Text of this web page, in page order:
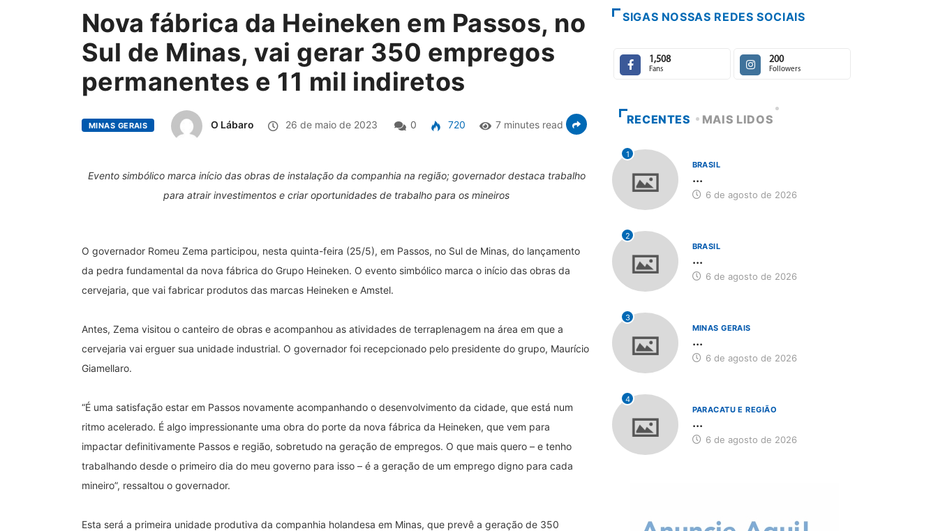
Nova fábrica da Heineken em Passos, no
Sul de Minas, vai gerar 350 empregos
permanentes e 11 mil indiretos
MINAS GERAIS O Lábaro 26 de maio de 2023 0 720 7 minutes read
Evento simbólico marca início das obras de instalação da companhia na região; governador destaca trabalho
para atrair investimentos e criar oportunidades de trabalho para os mineiros
O governador Romeu Zema participou, nesta quinta-feira (25/5), em Passos, no Sul de Minas, do lançamento
da pedra fundamental da nova fábrica do Grupo Heineken. O evento simbólico marca o início das obras da
cervejaria, que vai fabricar produtos das marcas Heineken e Amstel.
Antes, Zema visitou o canteiro de obras e acompanhou as atividades de terraplenagem na área em que a
cervejaria vai erguer sua unidade industrial. O governador foi recepcionado pelo presidente do grupo, Maurício
Giamellaro.
“É uma satisfação estar em Passos novamente acompanhando o desenvolvimento da cidade, que está num
ritmo acelerado. É algo impressionante uma obra do porte da nova fábrica da Heineken, que vem para
impactar definitivamente Passos e região, sobretudo na geração de empregos. O que mais quero – e tenho
trabalhando desde o primeiro dia do meu governo para isso – é a geração de um emprego digno para cada
mineiro”, ressaltou o governador.
Esta será a primeira unidade produtiva da companhia holandesa em Minas, que prevê a geração de 350
SIGAS NOSSAS REDES SOCIAIS
1,508
Fans
200
Followers
RECENTES MAIS LIDOS
1
BRASIL
...
6 de agosto de 2026
2
BRASIL
...
6 de agosto de 2026
3
MINAS GERAIS
...
6 de agosto de 2026
4
PARACATU E REGIÃO
...
6 de agosto de 2026